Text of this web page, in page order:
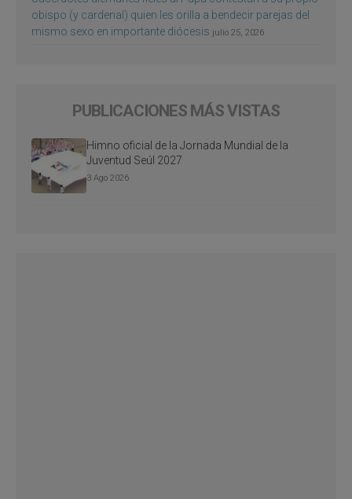
obispo (y cardenal) quien les orilla a bendecir parejas del
mismo sexo en importante diócesis julio 25, 2026
PUBLICACIONES MÁS VISTAS
Himno oficial de la Jornada Mundial de la
Juventud Seúl 2027
3 Ago 2026